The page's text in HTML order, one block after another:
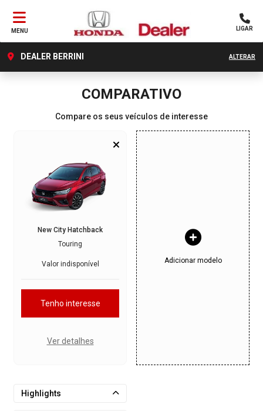
MENU LIGAR
DEALER BERRINI ALTERAR
COMPARATIVO
Compare os seus veículos de interesse
New City Hatchback
Touring
Valor indisponível
Tenho interesse
Ver detalhes
Adicionar modelo
Highlights